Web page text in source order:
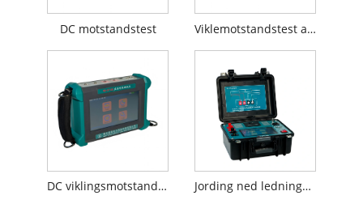
DC motstandstest Viklemotstandstest av transformator1
DC viklingsmotstandstest Jording ned ledningskontinuitetstester